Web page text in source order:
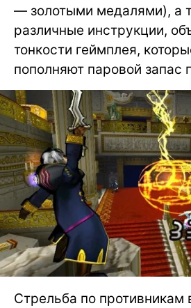
— золотыми медалями), а
различные инструкции,
тонкости геймплея,
пополняют паровой запас
Стрельба по противникам